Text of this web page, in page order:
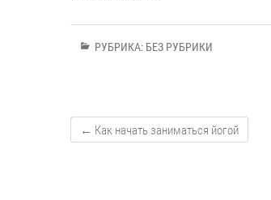
РУБРИКА: БЕЗ РУБРИКИ
← Как начать заниматься йогой